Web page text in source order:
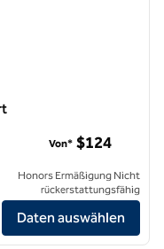
Jose Airport anzeigen
Von* $124
Honors Ermäßigung Nicht
rückerstattungsfähig
Daten auswählen
1/12